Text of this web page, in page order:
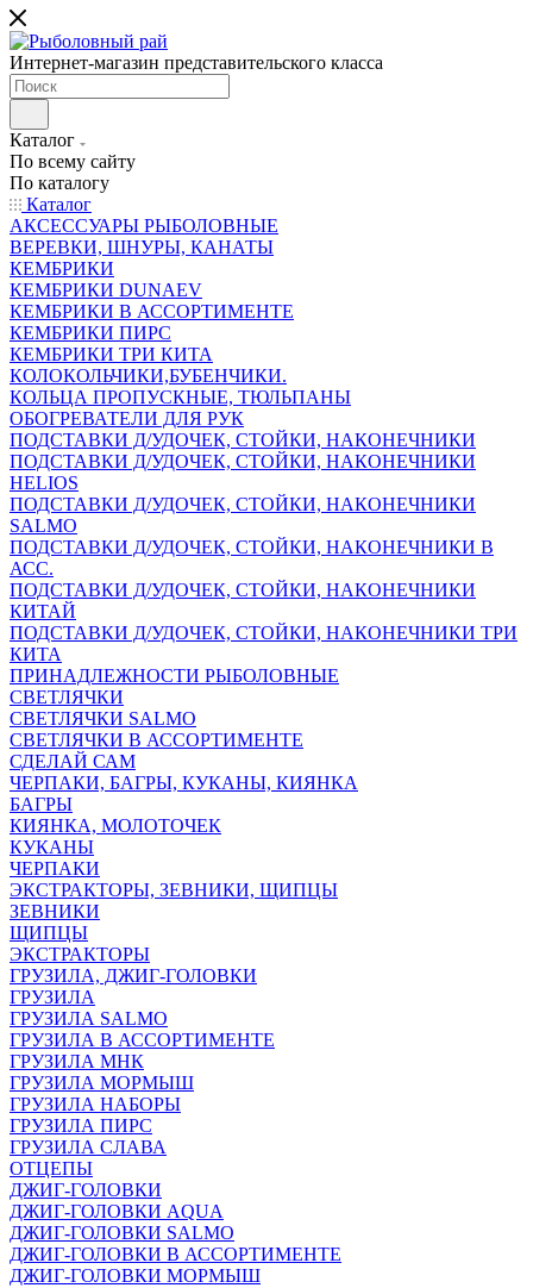
Интернет-магазин представительского класса
Каталог
По всему сайту
По каталогу
Каталог
АКСЕССУАРЫ РЫБОЛОВНЫЕ
ВЕРЕВКИ, ШНУРЫ, КАНАТЫ
КЕМБРИКИ
КЕМБРИКИ DUNAEV
КЕМБРИКИ В АССОРТИМЕНТЕ
КЕМБРИКИ ПИРС
КЕМБРИКИ ТРИ КИТА
КОЛОКОЛЬЧИКИ,БУБЕНЧИКИ.
КОЛЬЦА ПРОПУСКНЫЕ, ТЮЛЬПАНЫ
ОБОГРЕВАТЕЛИ ДЛЯ РУК
ПОДСТАВКИ Д/УДОЧЕК, СТОЙКИ, НАКОНЕЧНИКИ
ПОДСТАВКИ Д/УДОЧЕК, СТОЙКИ, НАКОНЕЧНИКИ
HELIOS
ПОДСТАВКИ Д/УДОЧЕК, СТОЙКИ, НАКОНЕЧНИКИ
SALMO
ПОДСТАВКИ Д/УДОЧЕК, СТОЙКИ, НАКОНЕЧНИКИ В
АСС.
ПОДСТАВКИ Д/УДОЧЕК, СТОЙКИ, НАКОНЕЧНИКИ
КИТАЙ
ПОДСТАВКИ Д/УДОЧЕК, СТОЙКИ, НАКОНЕЧНИКИ ТРИ
КИТА
ПРИНАДЛЕЖНОСТИ РЫБОЛОВНЫЕ
СВЕТЛЯЧКИ
СВЕТЛЯЧКИ SALMO
СВЕТЛЯЧКИ В АССОРТИМЕНТЕ
СДЕЛАЙ САМ
ЧЕРПАКИ, БАГРЫ, КУКАНЫ, КИЯНКА
БАГРЫ
КИЯНКА, МОЛОТОЧЕК
КУКАНЫ
ЧЕРПАКИ
ЭКСТРАКТОРЫ, ЗЕВНИКИ, ЩИПЦЫ
ЗЕВНИКИ
ЩИПЦЫ
ЭКСТРАКТОРЫ
ГРУЗИЛА, ДЖИГ-ГОЛОВКИ
ГРУЗИЛА
ГРУЗИЛА SALMO
ГРУЗИЛА В АССОРТИМЕНТЕ
ГРУЗИЛА МНК
ГРУЗИЛА МОРМЫШ
ГРУЗИЛА НАБОРЫ
ГРУЗИЛА ПИРС
ГРУЗИЛА СЛАВА
ОТЦЕПЫ
ДЖИГ-ГОЛОВКИ
ДЖИГ-ГОЛОВКИ AQUA
ДЖИГ-ГОЛОВКИ SALMO
ДЖИГ-ГОЛОВКИ В АССОРТИМЕНТЕ
ДЖИГ-ГОЛОВКИ МОРМЫШ